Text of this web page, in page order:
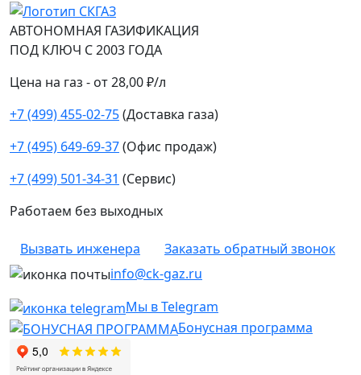
АВТОНОМНАЯ ГАЗИФИКАЦИЯ
ПОД КЛЮЧ С 2003 ГОДА
Цена на газ - от 28,00 ₽/л
+7 (499) 455-02-75(Доставка газа)
+7 (495) 649-69-37(Офис продаж)
+7 (499) 501-34-31 (Сервис)
Работаем без выходных
Вызвать инженера
Заказать обратный звонок
info@ck-gaz.ru
Мы в Telegram
Бонусная программа